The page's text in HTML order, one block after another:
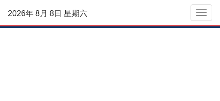
菜單
2026年 8月 8日 星期六